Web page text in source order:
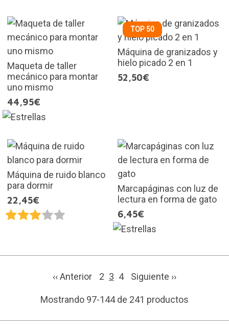
Maqueta de taller
mecánico para montar
uno mismo
44,95€
TOP 50
Máquina de granizados y
hielo picado 2 en 1
52,50€
Máquina de ruido blanco
para dormir
22,45€
Marcapáginas con luz de
lectura en forma de gato
6,45€
‹‹ Anterior 2 3 4 Siguiente ››
Mostrando 97-144 de 241 productos